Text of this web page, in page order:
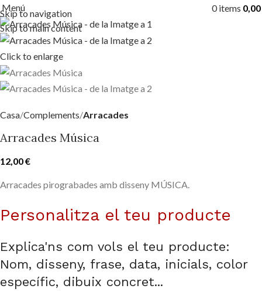
Skip to navigation
Skip to main content
Menú 0items 0,00
Click to enlarge
Casa Complements Arracades
Arracades Música
12,00€
Arracades pirograbades amb disseny MÚSICA.
Personalitza el teu producte
Explica'ns com vols el teu producte:
Nom, disseny, frase, data, inicials, color
específic, dibuix concret...